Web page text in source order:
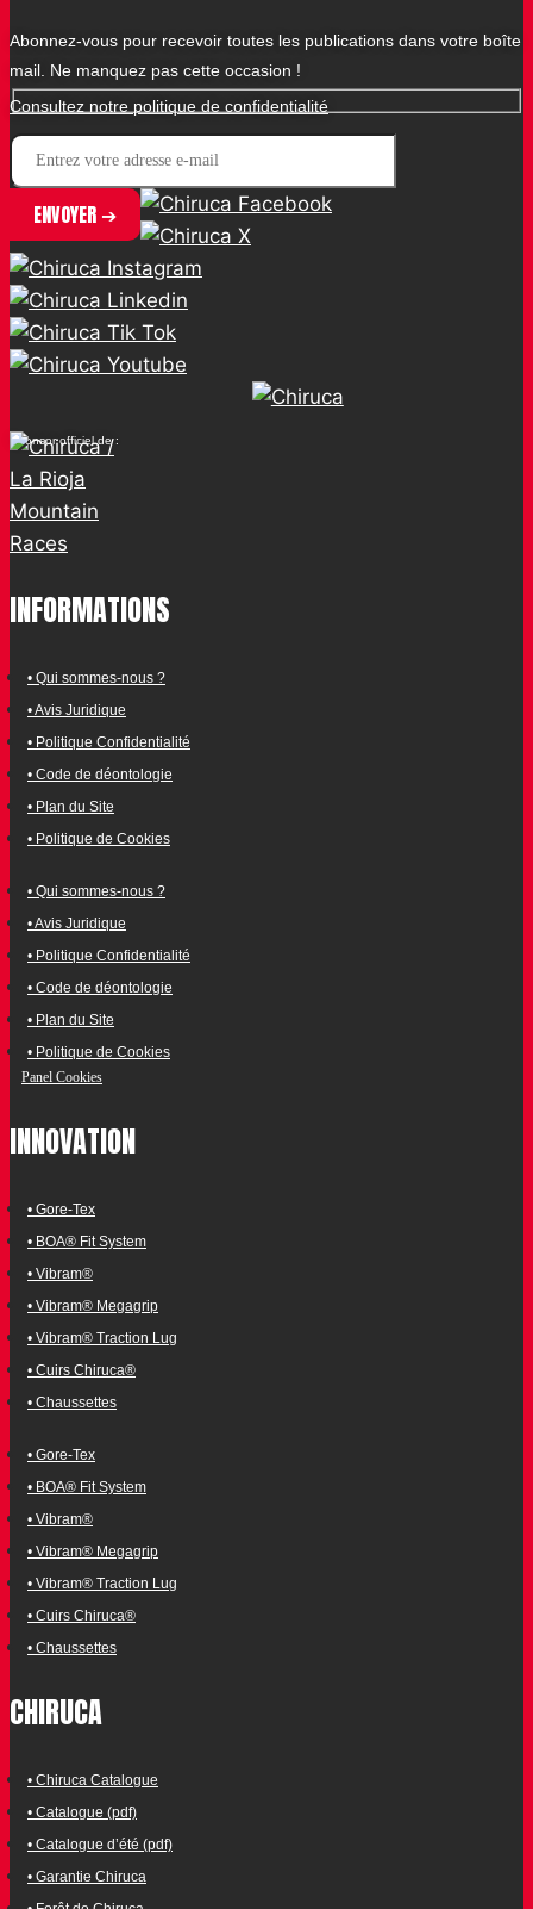
Abonnez-vous pour recevoir toutes les publications dans votre boîte
mail. Ne manquez pas cette occasion !
Consultez notre politique de confidentialité
Sponsor officiel de :
INFORMATIONS
• Qui sommes-nous ?
• Avis Juridique
• Politique Confidentialité
• Code de déontologie
• Plan du Site
• Politique de Cookies
• Qui sommes-nous ?
• Avis Juridique
• Politique Confidentialité
• Code de déontologie
• Plan du Site
• Politique de Cookies
Panel Cookies
INNOVATION
• Gore-Tex
• BOA® Fit System
• Vibram®
• Vibram® Megagrip
• Vibram® Traction Lug
• Cuirs Chiruca®
• Chaussettes
• Gore-Tex
• BOA® Fit System
• Vibram®
• Vibram® Megagrip
• Vibram® Traction Lug
• Cuirs Chiruca®
• Chaussettes
CHIRUCA
• Chiruca Catalogue
• Catalogue (pdf)
• Catalogue d’été (pdf)
• Garantie Chiruca